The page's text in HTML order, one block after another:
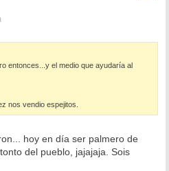
entonces...y el medio que ayudaría al
nos vendio espejitos.
hoy en día ser palmero de
del pueblo, jajajaja. Sois